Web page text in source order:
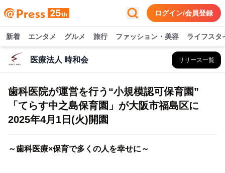
ログイン/会員登録
新着 エンタメ グルメ 旅行 ファッション・美容 ライフスタ
医療法人 時和会 リリース一覧
歯科医院が運営を行う“小規模認可保育園”
「てらす中之島保育園」が大阪市福島区に
2025年4月1日(火)開園
～歯科医療×保育で多くの人を幸せに～